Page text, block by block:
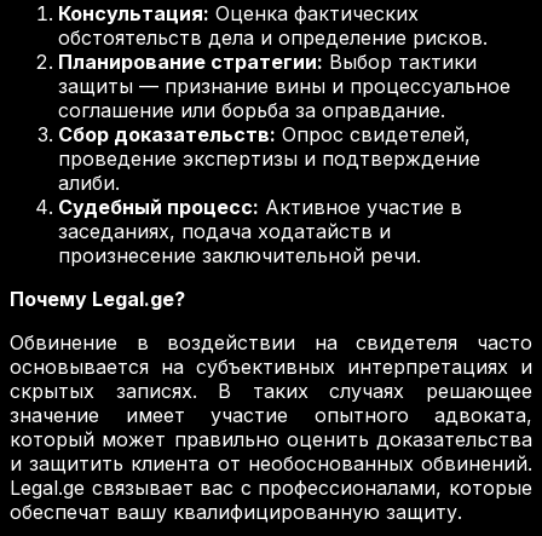
Консультация: Оценка фактических
обстоятельств дела и определение рисков.
Планирование стратегии: Выбор тактики
защиты — признание вины и процессуальное
соглашение или борьба за оправдание.
Сбор доказательств: Опрос свидетелей,
проведение экспертизы и подтверждение
алиби.
Судебный процесс: Активное участие в
заседаниях, подача ходатайств и
произнесение заключительной речи.
Почему Legal.ge?
Обвинение в воздействии на свидетеля часто
основывается на субъективных интерпретациях и
скрытых записях. В таких случаях решающее
значение имеет участие опытного адвоката,
который может правильно оценить доказательства
и защитить клиента от необоснованных обвинений.
Legal.ge связывает вас с профессионалами, которые
обеспечат вашу квалифицированную защиту.